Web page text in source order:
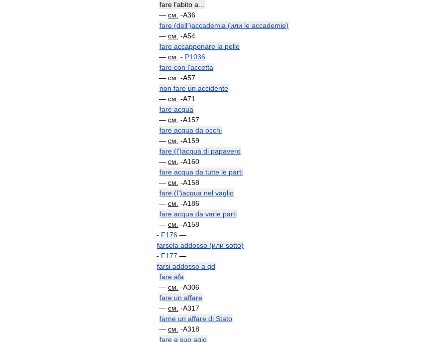
fare l'abito a
— см -A36
fare (dell')accademia (или le accademie)
— см -A54
fare accapponare la pelle
— см - P1036
fare con l'accetta
— см -A57
non fare un accidente
— см -A71
fare acqua
— см -A157
fare acqua da occhi
— см -A159
fare (l')acqua di papavero
— см -A160
fare acqua da tutte le parti
— см -A158
fare (I')acqua nel vaglio
— см -A186
fare acqua da varie parti
— см -A158
- F176 —
farsela addosso (или sotto)
- F177 —
farsi addosso a qd
fare afa
— см -A306
fare un affare
— см -A317
farne un affare di Stato
— см -A318
fare a suo agio